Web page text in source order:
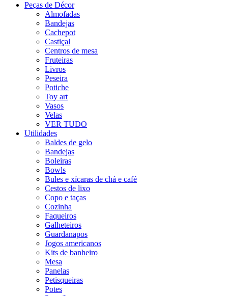
Peças de Décor
Almofadas
Bandejas
Cachepot
Castiçal
Centros de mesa
Fruteiras
Livros
Peseira
Potiche
Toy art
Vasos
Velas
VER TUDO
Utilidades
Baldes de gelo
Bandejas
Boleiras
Bowls
Bules e xícaras de chá e café
Cestos de lixo
Copo e taças
Cozinha
Faqueiros
Galheteiros
Guardanapos
Jogos americanos
Kits de banheiro
Mesa
Panelas
Petisqueiras
Potes